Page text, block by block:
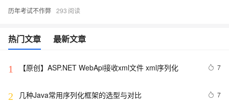
历年考试不作弊 293
热门文章 最新文章
1 【原创】ASP.NET WebApi接收xml文件 xml序列化 7
2 几种Java常用序列化框架的选型与对比 7